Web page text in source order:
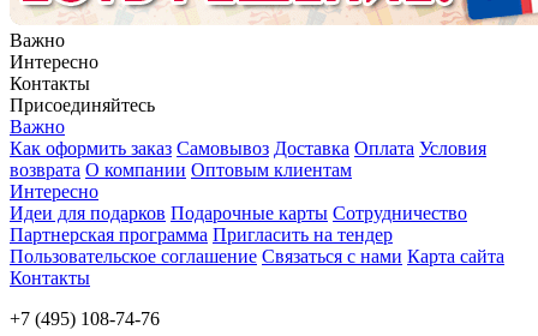
Важно
Интересно
Контакты
Присоединяйтесь
Важно
Как оформить заказ Самовывоз Доставка Оплата Условия
возврата О компании Оптовым клиентам
Интересно
Идеи для подарков Подарочные карты Сотрудничество
Партнерская программа Пригласить на тендер
Пользовательское соглашение Связаться с нами Карта сайта
Контакты
+7 (495) 108-74-76